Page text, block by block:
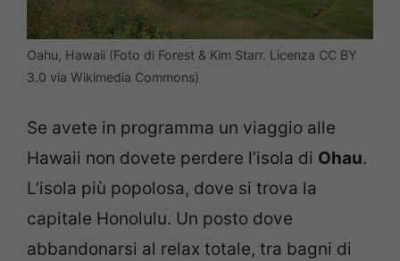
Oahu, Hawaii (Foto di Forest & Kim Starr. Licenza CC BY
3.0 via Wikimedia Commons)
Se avete in programma un viaggio alle
Hawaii non dovete perdere l’isola di Ohau.
L’isola più popolosa, dove si trova la
capitale Honolulu. Un posto dove
abbandonarsi al relax totale, tra bagni di